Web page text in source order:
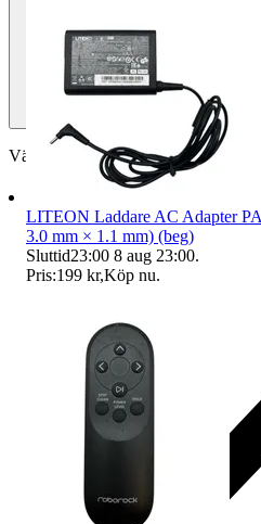
Välj till köparskydd
LITEON Laddare AC Adapter
3.0 mm × 1.1 mm) (beg)
Sluttid23:00 8 aug 23:00.
Pris:199 kr,Köp nu.